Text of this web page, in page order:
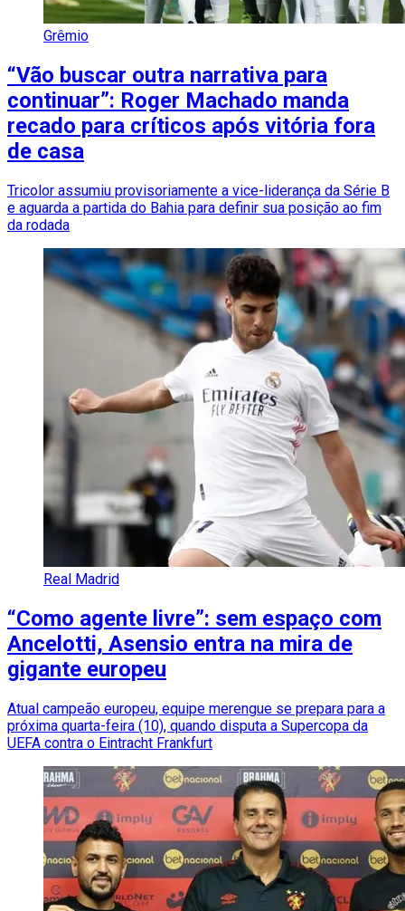
Grêmio
“Vão buscar outra narrativa para
continuar”: Roger Machado manda
recado para críticos após vitória fora
de casa
Tricolor assumiu provisoriamente a vice-liderança da Série B
e aguarda a partida do Bahia para definir sua posição ao fim
da rodada
Real Madrid
“Como agente livre”: sem espaço com
Ancelotti, Asensio entra na mira de
gigante europeu
Atual campeão europeu, equipe merengue se prepara para a
próxima quarta-feira (10), quando disputa a Supercopa da
UEFA contra o Eintracht Frankfurt